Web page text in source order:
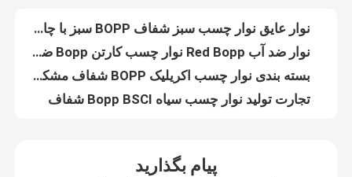
کنترل کیفیت
با ما تماس بگیرید
نوار چسب فله ای Bopp سیاه ضد آب OEM 30-1000 متر
نوار چسب Bopp شفاف پلی پروپیلن با حروف طلایی
چاپ کاراکترهای قرمز نوار چسب شفاف BOPP ضد آب با عرض 24 میلی متر
پیام بگذارید